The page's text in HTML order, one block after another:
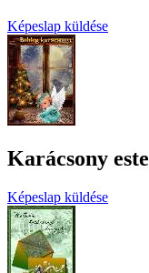
Képeslap küldése
Karácsony este
Képeslap küldése